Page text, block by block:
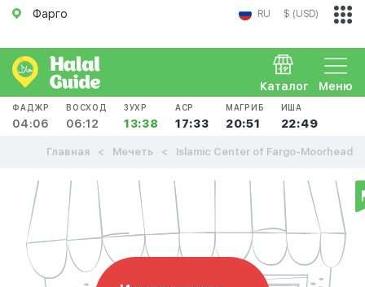
Фарго RU $ (USD)
Меню
Каталог
ФАДЖР
04:06
ВОСХОД
06:12
ЗУХР
13:38
АСР
17:33
МАГРИБ
20:51
ИША
22:49
Главная Мечеть Islamic Center of Fargo-Moorhead